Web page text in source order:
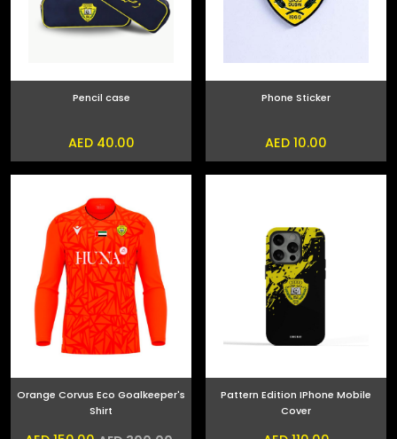
Phone Sticker
AED 10.00
Pencil case
AED 40.00
Pattern Edition IPhone Mobile
Cover
Orange Corvus Eco Goalkeeper's
Shirt